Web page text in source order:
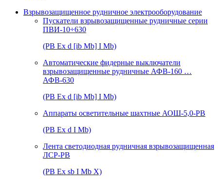
Взрывозащищенное рудничное электрооборудование
Пускатели взрывозащищенные рудничные серии
ПВИ-10÷630
(РВ Ex d [ib Mb] I Mb)
Автоматические фидерные выключатели
взрывозащищенные рудничные АФВ-160 …
АФВ-630
(РВ Ex d [ib Mb] I Mb)
Аппараты осветительные шахтные АОШ-5,0-РВ
(РВ Ex d I Mb)
Лента светодиодная рудничная взрывозащищенная
ЛСР-РВ
(РВ Ex sb I Mb Х)